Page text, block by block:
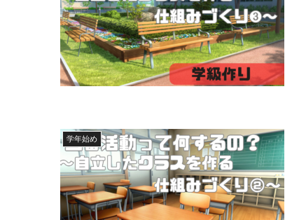
学年始め